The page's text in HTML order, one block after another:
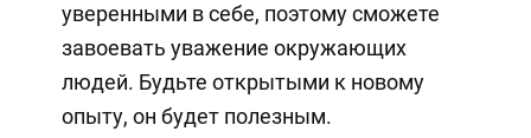
уверенными в себе, поэтому сможете
завоевать уважение окружающих
людей. Будьте открытыми к новому
опыту, он будет полезным.